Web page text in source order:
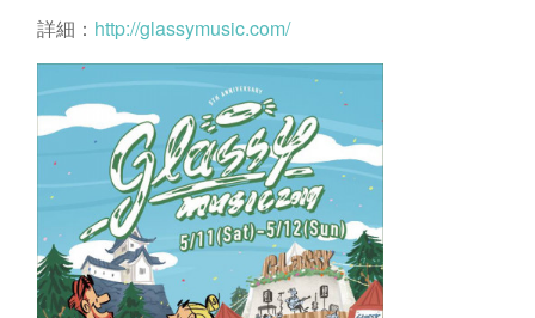
詳細： http://glassymusic.com/